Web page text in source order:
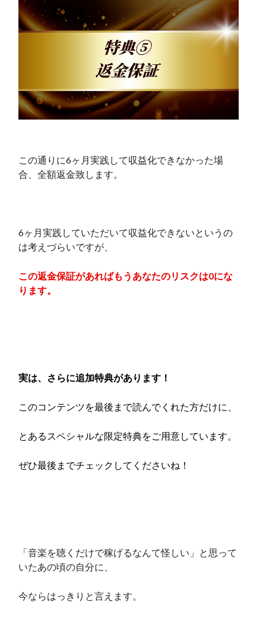
この通りに6ヶ月実践して収益化できなかった場
合、全額返金致します。
6ヶ月実践していただいて収益化できないというの
は考えづらいですが、
この返金保証があればもうあなたのリスクは0にな
ります。
実は、さらに追加特典があります！
このコンテンツを最後まで読んでくれた方だけに、
とあるスペシャルな限定特典をご用意しています。
ぜひ最後までチェックしてくださいね！
「音楽を聴くだけで稼げるなんて怪しい」と思って
いたあの頃の自分に、
今ならはっきりと言えます。